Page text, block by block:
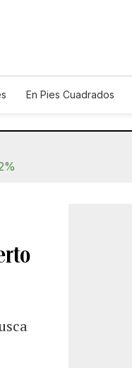
En Pies Cuadrados